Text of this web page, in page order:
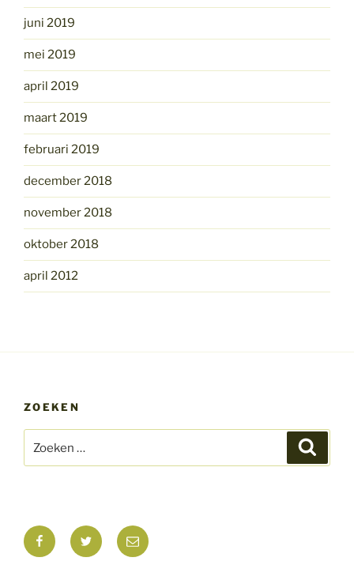
juni 2019
mei 2019
april 2019
maart 2019
februari 2019
december 2018
november 2018
oktober 2018
april 2012
ZOEKEN
naar:
FacebookTwitter E-
mail